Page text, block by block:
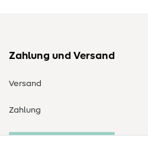
Zahlung und Versand
Versand
Zahlung